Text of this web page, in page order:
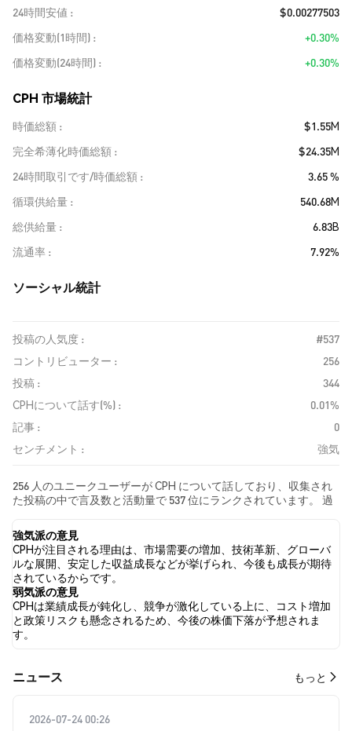
24時間安値
$0.00277503
価格変動(1時間)
+0.30%
価格変動(24時間)
+0.30%
CPH 市場統計
時価総額
$1.55M
完全希薄化時価総額
$24.35M
24時間取引です/時価総額
3.65 %
循環供給量
540.68M
総供給量
6.83B
流通率
7.92%
ソーシャル統計
投稿の人気度 :
#537
コントリビューター :
256
投稿 :
344
CPHについて話す(%) :
0.01%
記事 :
0
センチメント :
強気
256 人のユニークユーザーが CPH について話しており、収集され
た投稿の中で言及数と活動量で 537 位にランクされています。 過
は 強気 でした。 最後に、CPH に関するニュース記事が 0 件公開さ
れました。 Twitterでは、20.00% のツイートが強気の感情を示
し、12.00% のツイートが弱気の感情を示しました。 68.00% のツ
イートは CPH に対して中立的でした。 これらの感情分析は 50 件
のツイートに基づいています。
強気派の意見
CPHが注目される理由は、市場需要の増加、技術革新、グローバ
ルな展開、安定した収益成長などが挙げられ、今後も成長が期待
されているからです。
弱気派の意見
CPHは業績成長が鈍化し、競争が激化している上に、コスト増加
と政策リスクも懸念されるため、今後の株価下落が予想されま
す。
​​ニュース​​ もっと
2026-07-24 00:26